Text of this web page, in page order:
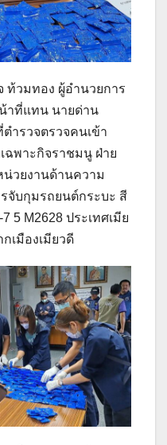
ท้วมทอง ผู้อำนวยการ
าที่แทน นายด่าน
ำรวจตรวจคนเข้า
ฉพาะกิจราชมนู ฝ่าย
วยงานด้านความ
จับกุมรถยนต์กระบะ สี
5 M2628 ประเทศเมีย
เมืองเมียวดี